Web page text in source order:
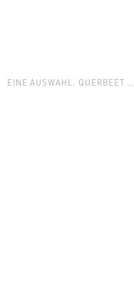
EINE AUSWAHL. QUERBEET …